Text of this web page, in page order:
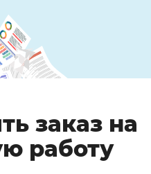
заказ на
работу